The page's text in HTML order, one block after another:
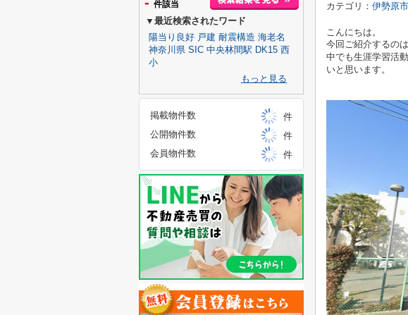
カテゴリ： 伊勢原市
こんにちは。
今回ご紹介するの
中でも生涯学習活
いと思います。
件該当
▼最近検索されたワード
陽当り良好 戸建 耐震構造 海老名
神奈川県 SIC 中央林間駅 DK15 西
小
もっと見る
掲載物件数
件
公開物件数
件
会員物件数
件